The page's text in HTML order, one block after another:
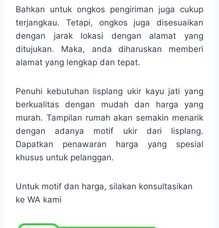
Bahkan untuk ongkos pengiriman juga cukup
terjangkau. Tetapi, ongkos juga disesuaikan
dengan jarak lokasi dengan alamat yang
ditujukan. Maka, anda diharuskan memberi
alamat yang lengkap dan tepat.
Penuhi kebutuhan lisplang ukir kayu jati yang
berkualitas dengan mudah dan harga yang
murah. Tampilan rumah akan semakin menarik
dengan adanya motif ukir dari lisplang.
Dapatkan penawaran harga yang spesial
khusus untuk pelanggan.
Untuk motif dan harga, silakan konsultasikan
ke WA kami